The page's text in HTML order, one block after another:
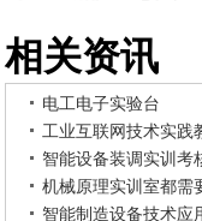
相关资讯
电工电子实验台
工业互联网技术实践
智能设备装调实训考
机械原理实训室都需
智能制造设备技术应